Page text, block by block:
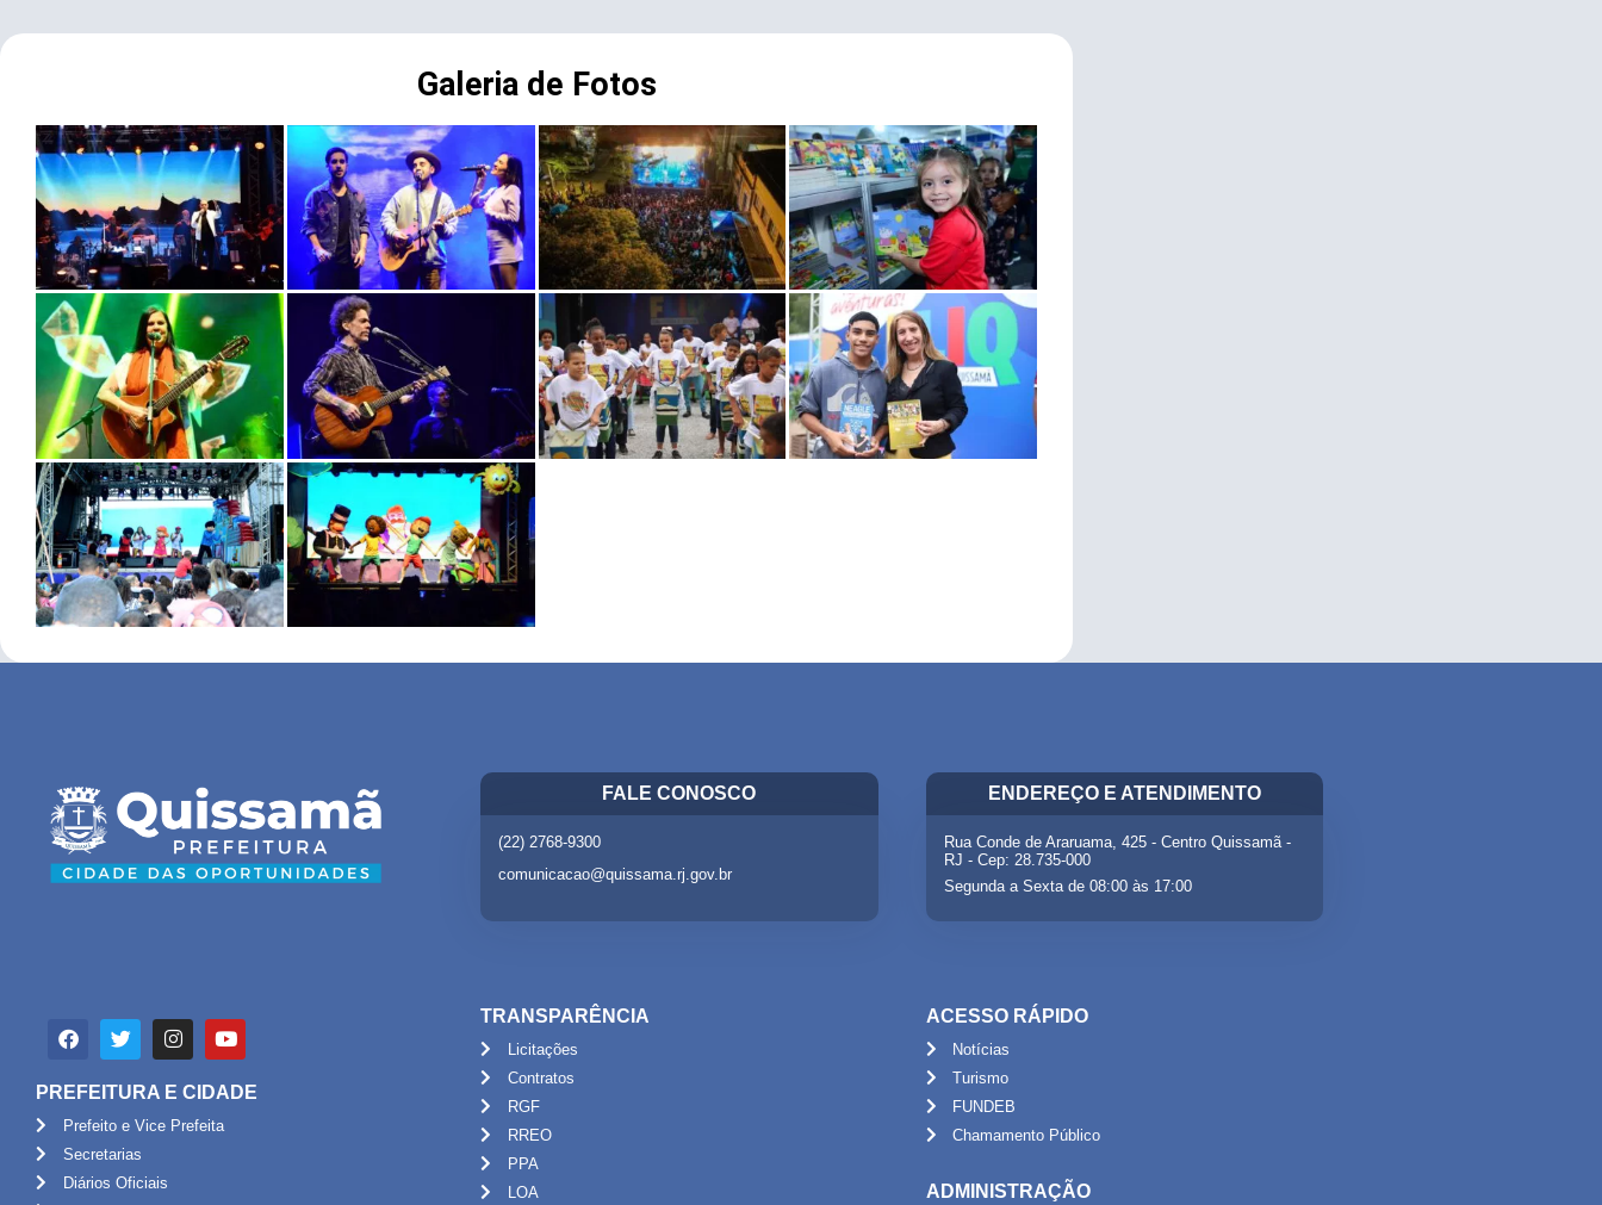
Galeria de Fotos
FALE CONOSCO
(22) 2768-9300
comunicacao@quissama.rj.gov.br
ENDEREÇO E ATENDIMENTO
Rua Conde de Araruama, 425 - Centro Quissamã -
RJ - Cep: 28.735-000
Segunda a Sexta de 08:00 às 17:00
PREFEITURA E CIDADE
Prefeito e Vice Prefeita
Secretarias
Diários Oficiais
TRANSPARÊNCIA
Licitações
Contratos
RGF
RREO
PPA
LOA
ACESSO RÁPIDO
Notícias
Turismo
FUNDEB
Chamamento Público
ADMINISTRAÇÃO